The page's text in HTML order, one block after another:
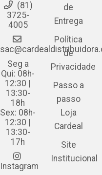
(81)
3725-
4005
Seg a
Qui: 08h-
12:30 |
13:30-
18h
Sex: 08h-
12:30 |
13:30-
17h
Instagram
de
Entrega
Política
de
Privacidade
Passo a
passo
Loja
Cardeal
Site
Institucional